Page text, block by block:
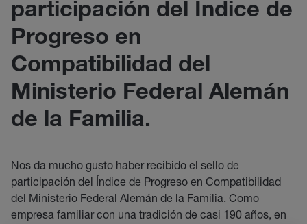
participación del Índice de
Progreso en
Compatibilidad del
Ministerio Federal Alemán
de la Familia.
Nos da mucho gusto haber recibido el sello de
participación del Índice de Progreso en Compatibilidad
del Ministerio Federal Alemán de la Familia. Como
empresa familiar con una tradición de casi 190 años, en